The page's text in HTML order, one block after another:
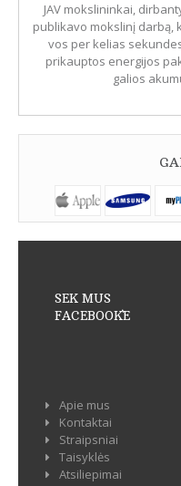
JAV mokslininkai,
publikavo mokslinį darbą,
vos per kelias
prikauptos energijos
galios
SEK MUS
FACEBOOK`E
Apie mus
Kontaktai
Straipsniai
Taisyklės
Atsiliepimai